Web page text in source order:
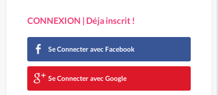
CONNEXION | Déja inscrit !
Se Connecter avec Facebook
Se Connecter avec Google